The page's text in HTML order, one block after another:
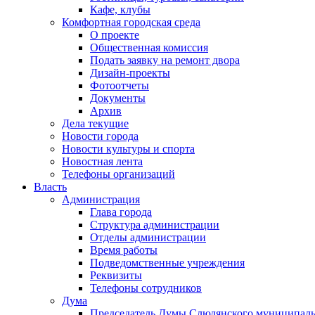
Кафе, клубы
Комфортная городская среда
О проекте
Общественная комиссия
Подать заявку на ремонт двора
Дизайн-проекты
Фотоотчеты
Документы
Архив
Дела текущие
Новости города
Новости культуры и спорта
Новостная лента
Телефоны организаций
Власть
Администрация
Глава города
Структура администрации
Отделы администрации
Время работы
Подведомственные учреждения
Реквизиты
Телефоны сотрудников
Дума